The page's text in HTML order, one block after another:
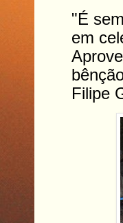
"É
em
Filipe